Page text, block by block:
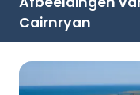
Cairnryan